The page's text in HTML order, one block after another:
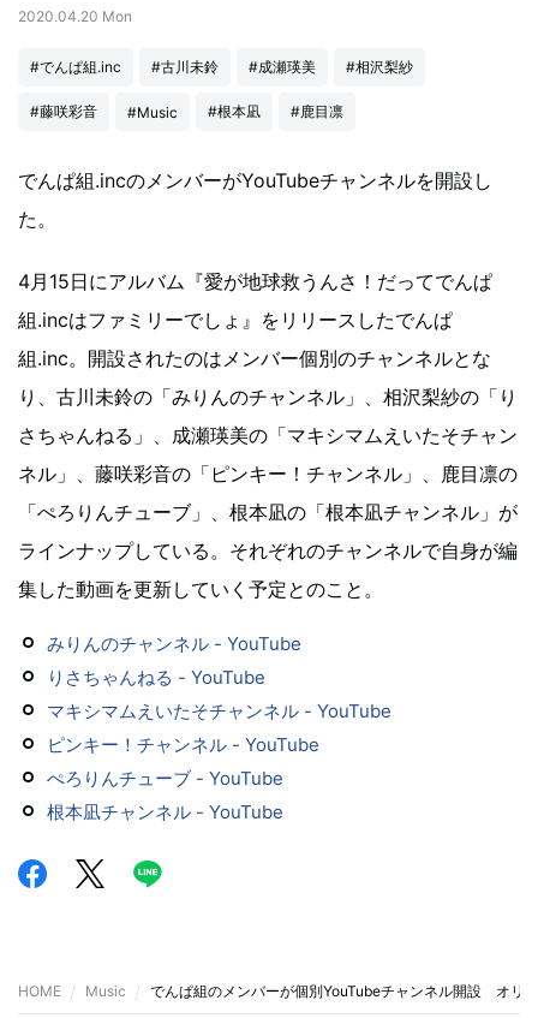
2020.04.20 Mon
#でんぱ組.inc #古川未鈴 #成瀬瑛美 #相沢梨紗
#藤咲彩音 #Music #根本凪 #鹿目凛
でんぱ組.incのメンバーがYouTubeチャンネルを開設し
た。
4月15日にアルバム『愛が地球救うんさ！だってでんぱ
組.incはファミリーでしょ』をリリースしたでんぱ
組.inc。開設されたのはメンバー個別のチャンネルとな
り、古川未鈴の「みりんのチャンネル」、相沢梨紗の「り
さちゃんねる」、成瀬瑛美の「マキシマムえいたそチャン
ネル」、藤咲彩音の「ピンキー！チャンネル」、鹿目凛の
「ぺろりんチューブ」、根本凪の「根本凪チャンネル」が
ラインナップしている。それぞれのチャンネルで自身が編
集した動画を更新していく予定とのこと。
みりんのチャンネル - YouTube
りさちゃんねる - YouTube
マキシマムえいたそチャンネル - YouTube
ピンキー！チャンネル - YouTube
ぺろりんチューブ - YouTube
根本凪チャンネル - YouTube
HOME Music でんぱ組のメンバーが個別YouTubeチャンネル開設 オリ